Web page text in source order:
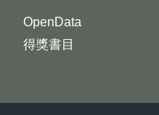
OpenData
得獎書目